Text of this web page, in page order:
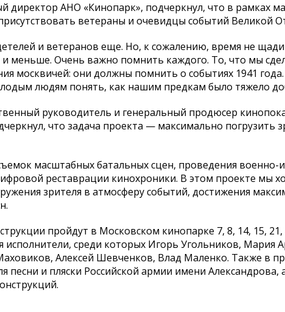
директор АНО «Кинопарк», подчеркнул, что в рамках
ветераны и очевидцы событий Великой
и ветеранов еще. Но, к сожалению, время не
меньше. Очень важно помнить каждого. То, что мы
москвичей: они должны помнить о событиях 1941
людям понять, как нашим предкам было тяжело
руководитель и генеральный продюсер
что задача проекта — максимально погрузить
масштабных батальных сцен, проведения военно-
реставрации кинохроники. В этом проекте мы
зрителя в атмосферу событий, достижения
пройдут в Московском кинопарке 7, 8, 14, 15,
среди которых Игорь Угольников, Мария
Алексей Шевченков, Влад Маленко. Также в
песни и пляски Российской армии имени